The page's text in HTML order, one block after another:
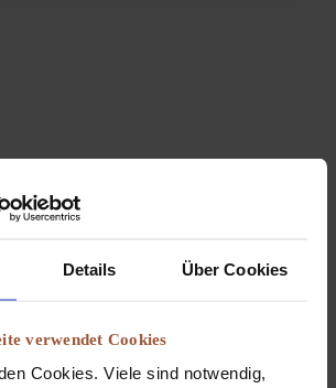
Details Über Cookies
verwendet Cookies
Cookies. Viele sind notwendig,